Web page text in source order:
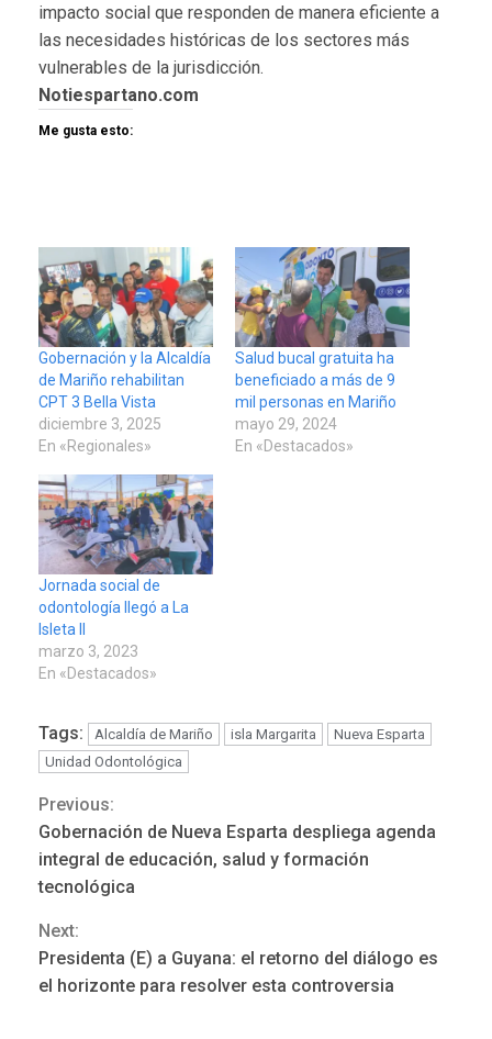
impacto social que responden de manera eficiente a
las necesidades históricas de los sectores más
vulnerables de la jurisdicción.
Notiespartano.com
Me gusta esto:
Gobernación y la Alcaldía
de Mariño rehabilitan
CPT 3 Bella Vista
diciembre 3, 2025
En «Regionales»
Salud bucal gratuita ha
beneficiado a más de 9
mil personas en Mariño
mayo 29, 2024
En «Destacados»
Jornada social de
odontología llegó a La
Isleta II
marzo 3, 2023
En «Destacados»
Tags: Alcaldía de Mariño isla Margarita
Nueva Esparta
Unidad Odontológica
Continue
Reading
Previous:
Gobernación de Nueva Esparta despliega agenda
integral de educación, salud y formación
tecnológica
Next:
Presidenta (E) a Guyana: el retorno del diálogo es
el horizonte para resolver esta controversia
3
ÚLTIMA HORA
sauditas